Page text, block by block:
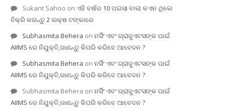
Sukant Sahoo on ଏହି ବର୍ଷର 10 ପଇସା ବାଲା କଏନ ଥିଲେ
ବିକ୍ରି କରନ୍ତୁ 2 ଲକ୍ଷ ଟଙ୍କାରେ
Subhasmita Behera on ନର୍ସିଂ ଏବଂ ଗ୍ରାଜୁଏଟସଙ୍କ ପାଇଁ
AIIMS ରେ ନିଯୁକ୍ତି,ଜାଣନ୍ତୁ କିପରି କରିବେ ଆବେଦନ ?
Subhasmita Behera on ନର୍ସିଂ ଏବଂ ଗ୍ରାଜୁଏଟସଙ୍କ ପାଇଁ
AIIMS ରେ ନିଯୁକ୍ତି,ଜାଣନ୍ତୁ କିପରି କରିବେ ଆବେଦନ ?
Subhasmita Behera on ନର୍ସିଂ ଏବଂ ଗ୍ରାଜୁଏଟସଙ୍କ ପାଇଁ
AIIMS ରେ ନିଯୁକ୍ତି,ଜାଣନ୍ତୁ କିପରି କରିବେ ଆବେଦନ ?